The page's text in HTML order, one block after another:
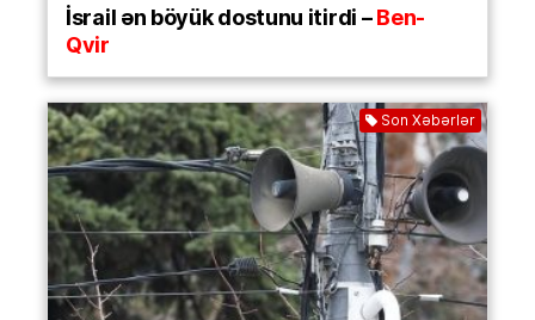
İsrail ən böyük dostunu itirdi –Ben-
Qvir
Son Xəbərlər